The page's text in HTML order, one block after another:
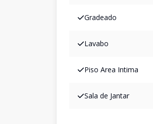
Gradeado
Lavabo
Piso Area Intima
Sala de Jantar